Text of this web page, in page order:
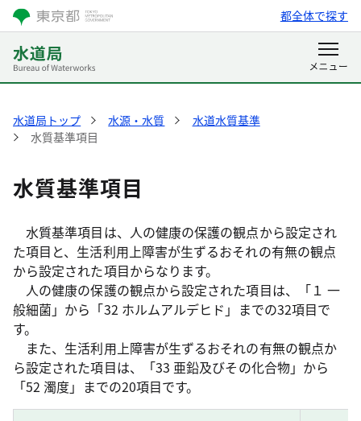
都全体で探す
水道局トップ 水源・水質
水道水質基準
水質基準項目
水質基準項目
水質基準項目は、人の健康の保護の観点から設定され
た項目と、生活利用上障害が生ずるおそれの有無の観点
から設定された項目からなります。
人の健康の保護の観点から設定された項目は、「１ 一
般細菌」から「32 ホルムアルデヒド」までの32項目で
す。
また、生活利用上障害が生ずるおそれの有無の観点か
ら設定された項目は、「33 亜鉛及びその化合物」から
「52 濁度」までの20項目です。